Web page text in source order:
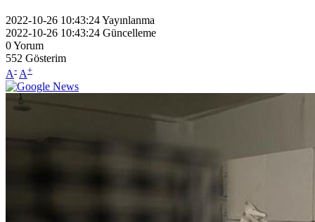
2022-10-26 10:43:24Yayınlanma
2022-10-26 10:43:24 Güncelleme
0Yorum
552 Gösterim
A- A+